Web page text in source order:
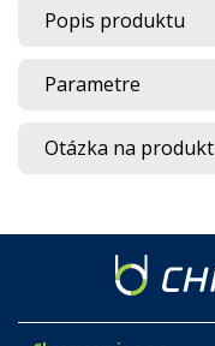
Popis produktu
Parametre
Otázka na produkt